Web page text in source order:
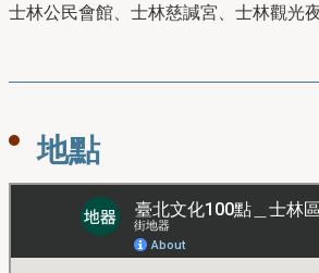
士林公民會館、士林慈諴宮、士林觀光
地點